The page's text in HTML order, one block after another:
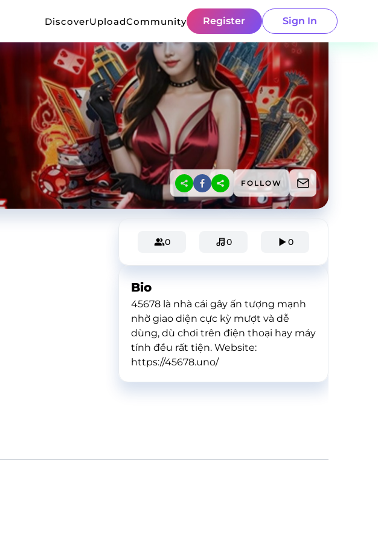
DiscoverUploadCommunity Register Sign In
FOLLOW
0 0 0
Bio
45678 là nhà cái gây ấn tượng mạnh
nhờ giao diện cực kỳ mượt và dễ
dùng, dù chơi trên điện thoại hay máy
tính đều rất tiện. Website:
https://45678.uno/